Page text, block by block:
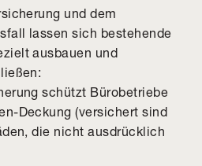
und dem
lassen sich bestehende
ausbauen und
schützt Bürobetriebe
Deckung (versichert sind
die nicht ausdrücklich